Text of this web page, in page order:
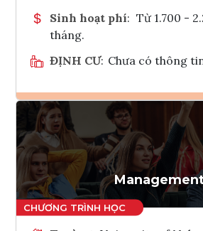
Sinh hoạt phí: Từ 1.700 -
tháng.
ĐỊNH CƯ: Chưa có thông
Ghi danh
Tham vấn